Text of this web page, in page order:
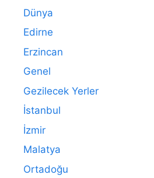
Dünya
Edirne
Erzincan
Genel
Gezilecek Yerler
İstanbul
İzmir
Malatya
Ortadoğu